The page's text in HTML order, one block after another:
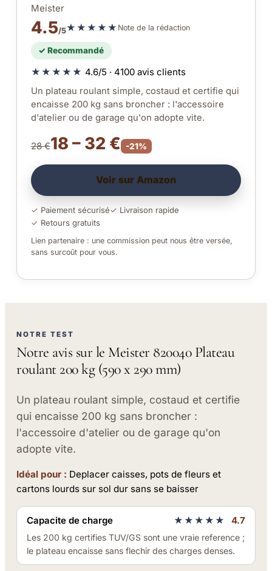
Meister
4.5/5★★★★★ Note de la rédaction
✓ Recommandé
★★★★★ 4.6/5 · 4100 avis clients
Un plateau roulant simple, costaud et certifie qui
encaisse 200 kg sans broncher : l'accessoire
d'atelier ou de garage qu'on adopte vite.
28 €18 – 32 € -21%
Voir sur Amazon
✓ Paiement sécurisé✓ Livraison rapide
✓ Retours gratuits
Lien partenaire : une commission peut nous être versée,
sans surcoût pour vous.
NOTRE TEST
Notre avis sur le Meister 820040 Plateau
roulant 200 kg (590 x 290 mm)
Un plateau roulant simple, costaud et certifie
qui encaisse 200 kg sans broncher :
l'accessoire d'atelier ou de garage qu'on
adopte vite.
Idéal pour : Deplacer caisses, pots de fleurs et
cartons lourds sur sol dur sans se baisser
Capacite de charge ★★★★★ 4.7
Les 200 kg certifies TUV/GS sont une vraie reference ;
le plateau encaisse sans flechir des charges denses.